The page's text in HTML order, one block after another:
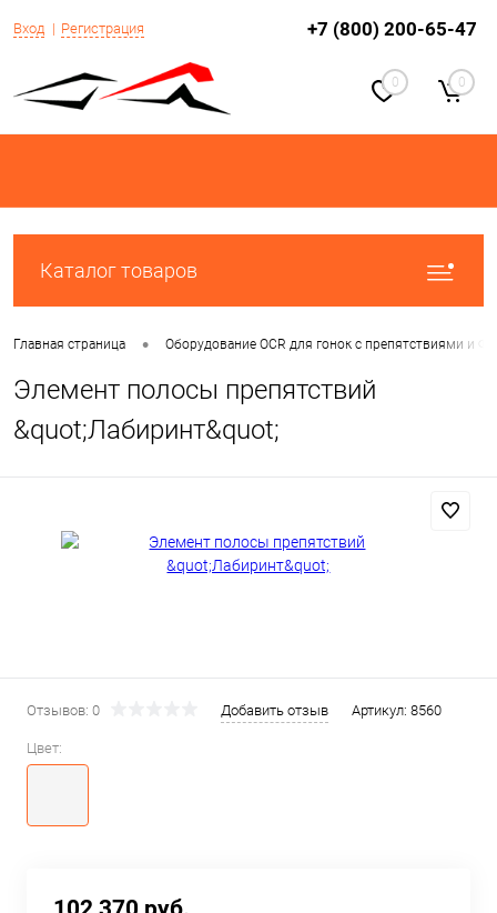
Вход Регистрация +7 (800) 200-65-47
0 0
Каталог товаров
Главная страница • Оборудование OCR для гонок с препятствиями и
Элемент полосы препятствий
&quot;Лабиринт&quot;
Отзывов: 0 Добавить отзыв Артикул: 8560
Цвет: